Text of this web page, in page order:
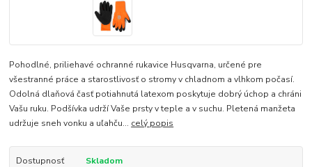
Pohodlné, priliehavé ochranné rukavice Husqvarna, určené pre
všestranné práce a starostlivosť o stromy v chladnom a vlhkom počasí.
Odolná dlaňová časť potiahnutá latexom poskytuje dobrý úchop a chráni
Vašu ruku. Podšívka udrží Vaše prsty v teple a v suchu. Pletená manžeta
udržuje sneh vonku a uľahču... celý popis
Dostupnosť
Skladom